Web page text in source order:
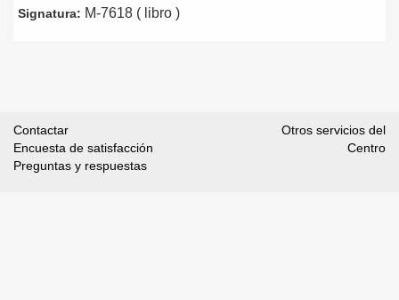
Signatura: M-7618 ( libro )
Contactar
Encuesta de satisfacción
Preguntas y respuestas
Otros servicios del
Centro